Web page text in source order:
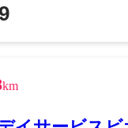
km